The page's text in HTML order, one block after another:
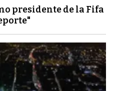
presidente de la Fifa